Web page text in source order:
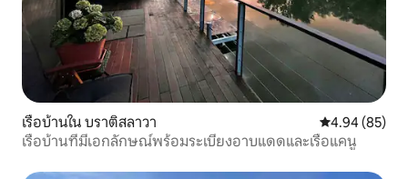
เรือบ้านใน บราติสลาวา คะแนนเฉลี่ย
4.94 (85)
เรือบ้านที่มีเอกลักษณ์พร้อมระเบียงอาบแดดและเรือแคนู